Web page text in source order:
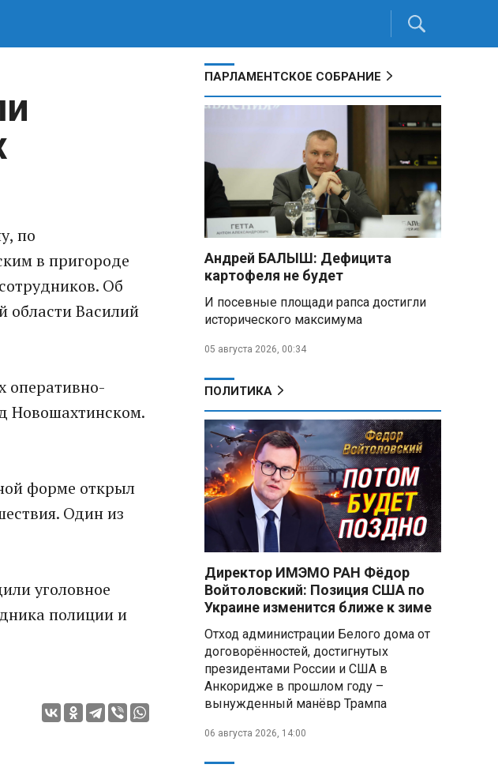
по
в пригороде
Об
области Василий
oперативно-
Новошахтинском.
форме открыл
Один из
уголовное
полиции и
ПАРЛАМЕНТСКОЕ СОБРАНИЕ
Андрей БАЛЫШ: Дефицита
картофеля не будет
И посевные площади рапса достигли
исторического максимума
05 августа 2026, 00:34
ПОЛИТИКА
Директор ИМЭМО РАН Фёдор
Войтоловский: Позиция США по
Украине изменится ближе к зиме
Отход администрации Белого дома от
договорённостей, достигнутых
президентами России и США в
Анкоридже в прошлом году –
вынужденный манёвр Трампа
06 августа 2026, 14:00